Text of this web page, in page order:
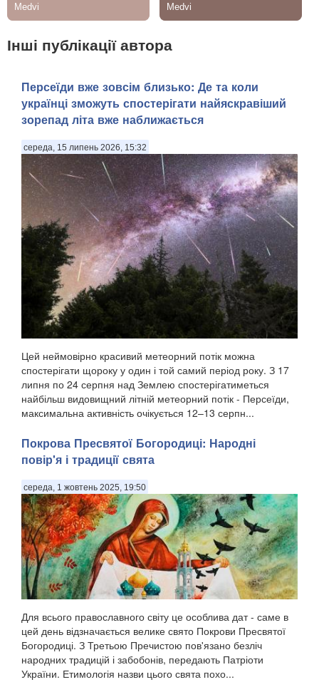
Інші публікації автора
Персеїди вже зовсім близько: Де та коли
українці зможуть спостерігати найяскравіший
зорепад літа вже наближається
середа, 15 липень 2026, 15:32
Цей неймовірно красивий метеорний потік можна
спостерігати щороку у один і той самий період року. З 17
липня по 24 серпня над Землею спостерігатиметься
найбільш видовищний літній метеорний потік - Персеїди,
максимальна активність очікується 12–13 серпн...
Покрова Пресвятої Богородиці: Народні
повір'я і традиції свята
середа, 1 жовтень 2025, 19:50
Для всього православного світу це особлива дат - саме в
цей день відзначається велике свято Покрови Пресвятої
Богородиці. З Третьою Пречистою пов'язано безліч
народних традицій і забобонів, передають Патріоти
України. Етимологія назви цього свята похо...